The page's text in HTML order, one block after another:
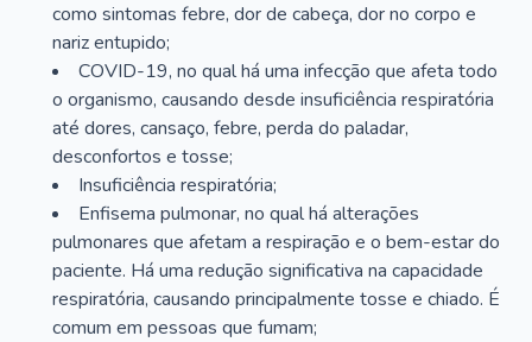
como sintomas febre, dor de cabeça, dor no corpo e
nariz entupido;
COVID-19, no qual há uma infecção que afeta todo
o organismo, causando desde insuficiência respiratória
até dores, cansaço, febre, perda do paladar,
desconfortos e tosse;
Insuficiência respiratória;
Enfisema pulmonar, no qual há alterações
pulmonares que afetam a respiração e o bem-estar do
paciente. Há uma redução significativa na capacidade
respiratória, causando principalmente tosse e chiado. É
comum em pessoas que fumam;